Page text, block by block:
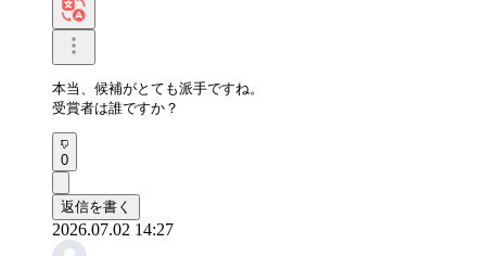
本当、候補がとても派手ですね。
受賞者は誰ですか？
0
返信を書く
2026.07.02 14:27